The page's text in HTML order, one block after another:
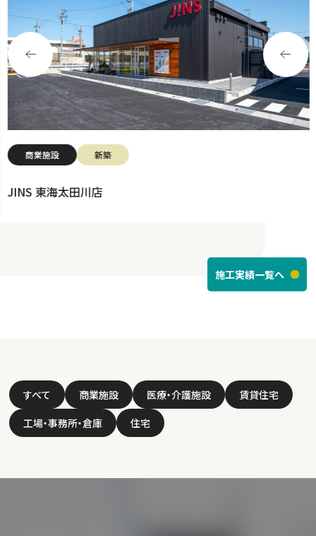
商業施設 新築
JINS 東海太田川店
施工実績一覧へ
すべて 商業施設 医療・介護施設
賃貸住宅
工場・事務所・倉庫
住宅